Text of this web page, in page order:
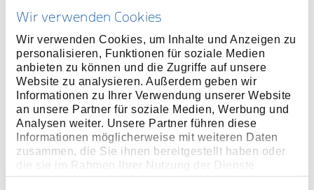
Wir verwenden Cookies
Wir verwenden Cookies, um Inhalte und Anzeigen zu
personalisieren, Funktionen für soziale Medien
anbieten zu können und die Zugriffe auf unsere
Website zu analysieren. Außerdem geben wir
Informationen zu Ihrer Verwendung unserer Website
an unsere Partner für soziale Medien, Werbung und
Analysen weiter. Unsere Partner führen diese
Informationen möglicherweise mit weiteren Daten
zusammen, die Sie ihnen bereitgestellt haben oder
die sie im Rahmen Ihrer Nutzung der Dienste
gesammelt haben. Unsere vollständige
VERTRIEBSPARTNETR
MEHR INFORMATIONEN ÜBER
HOCHMOMENTWERKZEUGE
Produktlinie
Produktbeschreibung
der Innensechskanteinsatz lässt sich direkt in den